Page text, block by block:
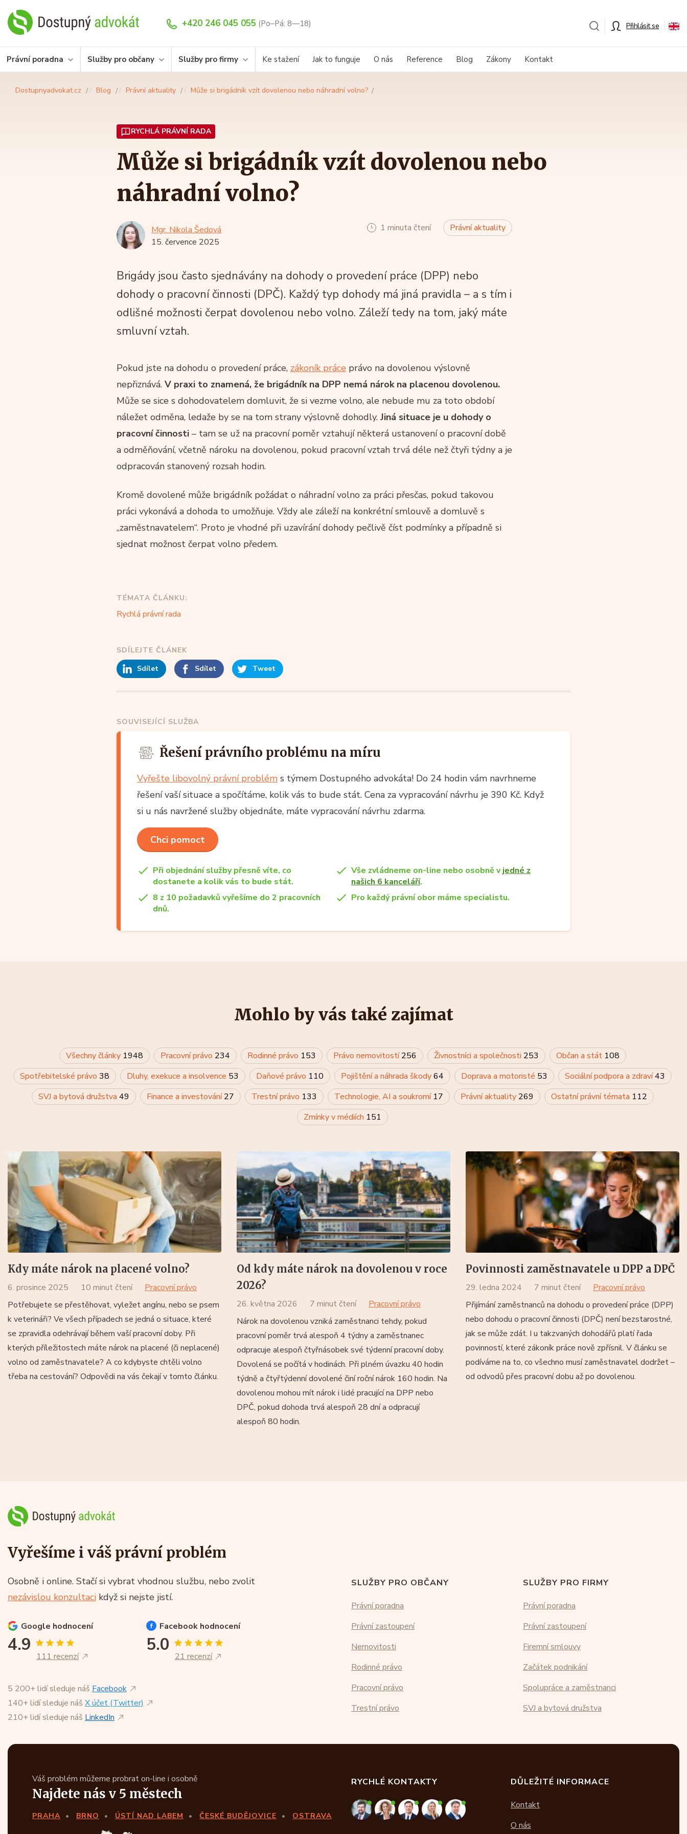
+420 246 045 055 (Po–Pá: 8—18) Přihlásit se
Právní poradna Služby pro občany Služby pro firmy Ke stažení Jak to funguje O nás Reference Blog Zákony Kontakt
Dostupnyadvokat.cz Blog Právní aktuality Může si brigádník vzít dovolenou nebo náhradní volno?
RYCHLÁ PRÁVNÍ RADA
Může si brigádník vzít dovolenou nebo
náhradní volno?
Mgr. Nikola Šedová
15. července 2025
1 minuta čtení Právní aktuality
Brigády jsou často sjednávány na dohody o provedení práce (DPP) nebo
dohody o pracovní činnosti (DPČ). Každý typ dohody má jiná pravidla – a s tím i
odlišné možnosti čerpat dovolenou nebo volno. Záleží tedy na tom, jaký máte
smluvní vztah.
Pokud jste na dohodu o provedení práce, zákoník práce právo na dovolenou výslovně
nepřiznává. V praxi to znamená, že brigádník na DPP nemá nárok na placenou dovolenou.
Může se sice s dohodovatelem domluvit, že si vezme volno, ale nebude mu za toto období
náležet odměna, ledaže by se na tom strany výslovně dohodly. Jiná situace je u dohody o
pracovní činnosti – tam se už na pracovní poměr vztahují některá ustanovení o pracovní době
a odměňování, včetně nároku na dovolenou, pokud pracovní vztah trvá déle než čtyři týdny a je
odpracován stanovený rozsah hodin.
Kromě dovolené může brigádník požádat o náhradní volno za práci přesčas, pokud takovou
práci vykonává a dohoda to umožňuje. Vždy ale záleží na konkrétní smlouvě a domluvě s
„zaměstnavatelem“. Proto je vhodné při uzavírání dohody pečlivě číst podmínky a případně si
sjednat možnost čerpat volno předem.
TÉMATA ČLÁNKU:
Rychlá právní rada
SDÍLEJTE ČLÁNEK
Sdílet
Sdílet Tweet
SOUVISEJÍCÍ SLUŽBA
Řešení právního problému na míru
Vyřešte libovolný právní problém s týmem Dostupného advokáta! Do 24 hodin vám navrhneme
řešení vaší situace a spočítáme, kolik vás to bude stát. Cena za vypracování návrhu je 390 Kč. Když
si u nás navržené služby objednáte, máte vypracování návrhu zdarma.
Chci pomoct
Při objednání služby přesně víte, co
dostanete a kolik vás to bude stát.
Vše zvládneme on-line nebo osobně vjedné z
našich 6 kanceláří.
8 z 10 požadavků vyřešíme do 2 pracovních
dnů.
Pro každý právní obor máme specialistu.
Mohlo by vás také zajímat
Všechny články 1948 Pracovní právo 234 Rodinné právo 153 Právo nemovitostí256 Živnostníci a společnosti 253 Občan a stát 108
Spotřebitelské právo 38 Dluhy, exekuce a insolvence 53 Daňové právo 110 Pojištění a náhrada škody64 Doprava a motoristé 53 Sociální podpora a zdraví43
SVJ a bytová družstva 49 Finance a investování27 Trestní právo 133 Technologie, AI a soukromí 17 Právní aktuality 269 Ostatní právní témata 112
Zmínky v médiích 151
Kdy máte nárok na placené volno?
6. prosince 2025 10 minut čtení
Pracovní právo
Potřebujete se přestěhovat, vyležet angínu, nebo se psem
k veterináři? Ve všech případech se jedná o situace, které
se zpravidla odehrávají během vaší pracovní doby. Při
kterých příležitostech máte nárok na placené (či neplacené)
volno od zaměstnavatele? A co kdybyste chtěli volno
třeba na cestování? Odpovědi na vás čekají v tomto článku.
Od kdy máte nárok na dovolenou v roce
2026?
26. května 2026 7 minut čtení
Pracovní právo
Nárok na dovolenou vzniká zaměstnanci tehdy, pokud
pracovní poměr trvá alespoň 4 týdny a zaměstnanec
odpracuje alespoň čtyřnásobek své týdenní pracovní doby.
Dovolená se počítá v hodinách. Při plném úvazku 40 hodin
týdně a čtyřtýdenní dovolené činí roční nárok 160 hodin. Na
dovolenou mohou mít nárok i lidé pracující na DPP nebo
DPČ, pokud dohoda trvá alespoň 28 dní a odpracují
alespoň 80 hodin.
Povinnosti zaměstnavatele u DPP a DPČ
29. ledna 2024 7 minut čtení
Pracovní právo
Přijímání zaměstnanců na dohodu o provedení práce (DPP)
nebo dohodu o pracovní činnosti (DPČ) není bezstarostné,
jak se může zdát. I u takzvaných dohodářů platí řada
povinností, které zákoník práce nově zpřísnil. V článku se
podíváme na to, co všechno musí zaměstnavatel dodržet –
od odvodů přes pracovní dobu až po dovolenou.
Vyřešíme i váš právní problém
Osobně i online. Stačí si vybrat vhodnou službu, nebo zvolit
nezávislou konzultaci když si nejste jistí.
Google hodnocení
4.9
111 recenzí
Facebook hodnocení
5.0
21 recenzí
5 200+ lidí sleduje náš Facebook
140+ lidí sleduje náš X účet (Twitter)
210+ lidí sleduje náš LinkedIn
SLUŽBY PRO OBČANY
Právní poradna
Právní zastoupení
Nemovitosti
Rodinné právo
Pracovní právo
Trestní právo
SLUŽBY PRO FIRMY
Právní poradna
Právní zastoupení
Firemní smlouvy
Začátek podnikání
Spolupráce a zaměstnanci
SVJ a bytová družstva
Váš problém můžeme probrat on-line i osobně
Najdete nás v 5 městech
PRAHA BRNO ÚSTÍ NAD LABEM ČESKÉ BUDĚJOVICE OSTRAVA
RYCHLÉ KONTAKTY DŮLEŽITÉ INFORMACE
Kontakt
O nás